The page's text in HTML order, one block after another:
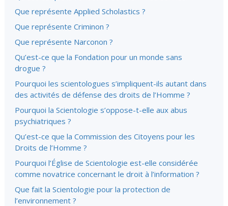
Que représente Applied Scholastics ?
Que représente Criminon ?
Que représente Narconon ?
Qu’est-ce que la Fondation pour un monde sans
drogue ?
Pourquoi les scientologues s’impliquent-ils autant dans
des activités de défense des droits de l’Homme ?
Pourquoi la Scientologie s’oppose-t-elle aux abus
psychiatriques ?
Qu’est-ce que la Commission des Citoyens pour les
Droits de l’Homme ?
Pourquoi l’Église de Scientologie est-elle considérée
comme novatrice concernant le droit à l’information ?
Que fait la Scientologie pour la protection de
l’environnement ?